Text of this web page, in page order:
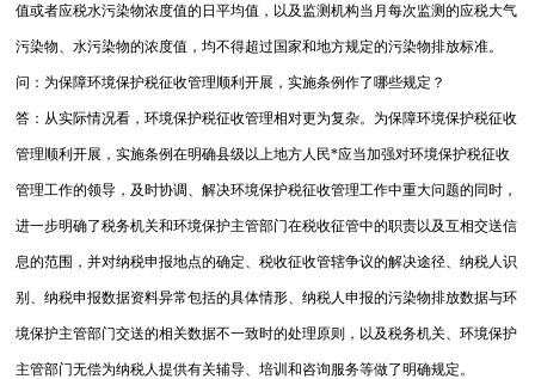
值或者应税水污染物浓度值的日平均值，以及监测机构当月每次监测的应税大气
污染物、水污染物的浓度值，均不得超过国家和地方规定的污染物排放标准。
问：为保障环境保护税征收管理顺利开展，实施条例作了哪些规定？
答：从实际情况看，环境保护税征收管理相对更为复杂。为保障环境保护税征收
管理顺利开展，实施条例在明确县级以上地方人民*应当加强对环境保护税征收
管理工作的领导，及时协调、解决环境保护税征收管理工作中重大问题的同时，
进一步明确了税务机关和环境保护主管部门在税收征管中的职责以及互相交送信
息的范围，并对纳税申报地点的确定、税收征收管辖争议的解决途径、纳税人识
别、纳税申报数据资料异常包括的具体情形、纳税人申报的污染物排放数据与环
境保护主管部门交送的相关数据不一致时的处理原则，以及税务机关、环境保护
主管部门无偿为纳税人提供有关辅导、培训和咨询服务等做了明确规定。